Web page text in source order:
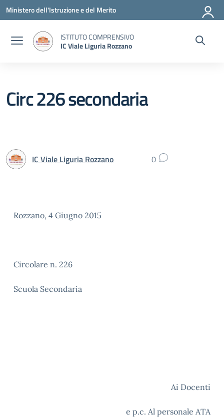
Vai ai contenuti
Vai al menu di navigazione
Vai al footer
Ministero dell'Istruzione e del Merito
ISTITUTO COMPRENSIVO
IC Viale Liguria Rozzano
Circ 226 secondaria
IC Viale Liguria Rozzano 0
Rozzano, 4 Giugno 2015
Circolare n. 226
Scuola Secondaria
Ai Docenti
e p.c. Al personale ATA